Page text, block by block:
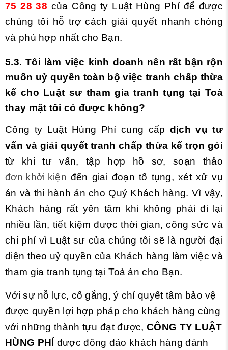
75 28 38 của Công ty Luật Hùng Phí để được
chúng tôi hỗ trợ cách giải quyết nhanh chóng
và phù hợp nhất cho Bạn.
5.3. Tôi làm việc kinh doanh nên rất bận rộn
muốn uỷ quyền toàn bộ việc tranh chấp thừa
kế cho Luật sư tham gia tranh tụng tại Toà
thay mặt tôi có được không?
Công ty Luật Hùng Phí cung cấp dịch vụ tư
vấn và giải quyết tranh chấp thừa kế trọn gói
từ khi tư vấn, tập hợp hồ sơ, soạn thảo
đơn khởi kiện đến giai đoạn tố tụng, xét xử vụ
án và thi hành án cho Quý Khách hàng. Vì vậy,
Khách hàng rất yên tâm khi không phải đi lại
nhiều lần, tiết kiệm được thời gian, công sức và
chi phí vì Luật sư của chúng tôi sẽ là người đại
diện theo uỷ quyền của Khách hàng làm việc và
tham gia tranh tụng tại Toà án cho Bạn.
Với sự nỗ lực, cố gắng, ý chí quyết tâm bảo vệ
được quyền lợi hợp pháp cho khách hàng cùng
với những thành tựu đạt được, CÔNG TY LUẬT
HÙNG PHÍ được đông đảo khách hàng đánh